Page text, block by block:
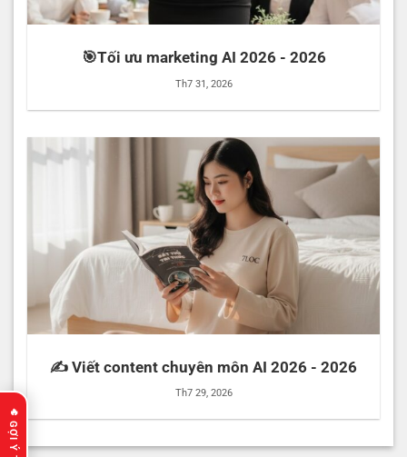
🎯Tối ưu marketing AI 2026 - 2026
Th7 31, 2026
✍️ Viết content chuyên môn AI 2026 - 2026
Th7 29, 2026